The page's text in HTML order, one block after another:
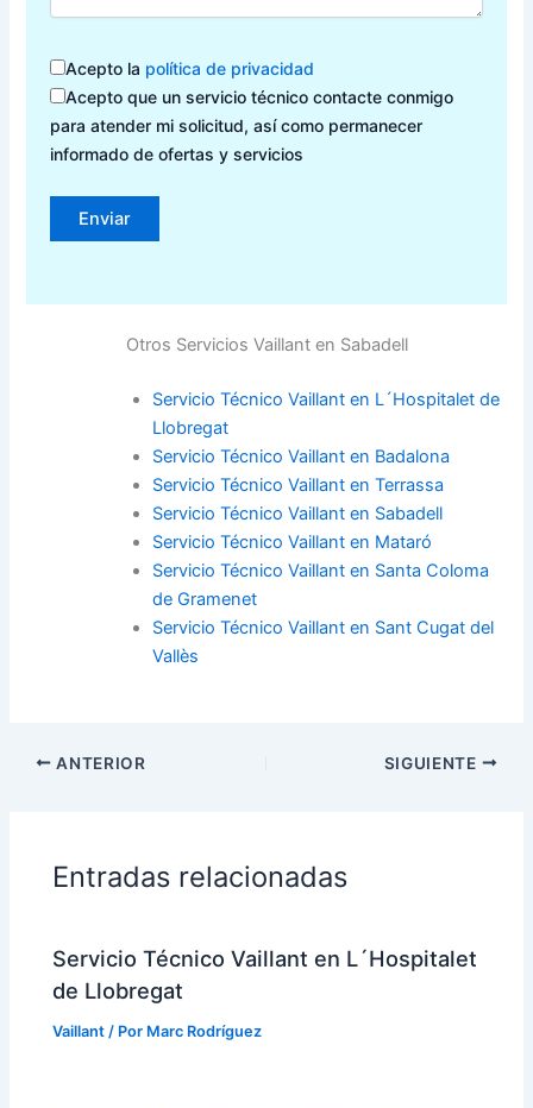
Acepto la política de privacidad
Acepto que un servicio técnico contacte conmigo
para atender mi solicitud, así como permanecer
informado de ofertas y servicios
Otros Servicios Vaillant en Sabadell
Servicio Técnico Vaillant en L´Hospitalet de
Llobregat
Servicio Técnico Vaillant en Badalona
Servicio Técnico Vaillant en Terrassa
Servicio Técnico Vaillant en Sabadell
Servicio Técnico Vaillant en Mataró
Servicio Técnico Vaillant en Santa Coloma
de Gramenet
Servicio Técnico Vaillant en Sant Cugat del
Vallès
ANTERIOR SIGUIENTE
Entradas relacionadas
Servicio Técnico Vaillant en L´Hospitalet
de Llobregat
Vaillant / Por Marc Rodríguez